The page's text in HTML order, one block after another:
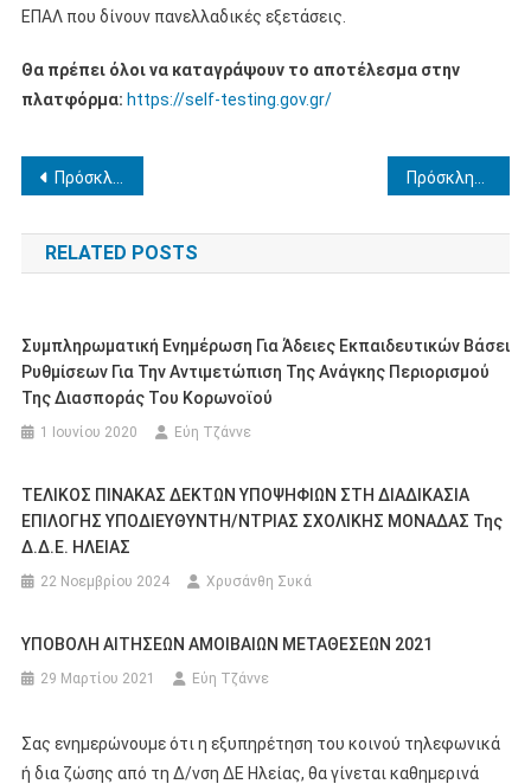
ΕΠΑΛ που δίνουν πανελλαδικές εξετάσεις.
Θα πρέπει όλοι να καταγράψουν το αποτέλεσμα στην
πλατφόρμα: https://self-testing.gov.gr/
Πλοήγηση
άρθρων
Πρόσκληση εκδήλωσης ενδιαφέροντος για την απόσπαση εκπαιδευτικών κλάδου ΠΕ78 στο Γραφείο Νομικής Υποστήριξης της ΠΔΕ Πελοποννήσου
RELATED POSTS
Συμπληρωματική Ενημέρωση Για Άδειες Εκπαιδευτικών Βάσει
Ρυθμίσεων Για Την Αντιμετώπιση Της Ανάγκης Περιορισμού
Της Διασποράς Του Κορωνοϊού
1 Ιουνίου 2020 Εύη Τζάννε
ΤΕΛΙΚΟΣ ΠΙΝΑΚΑΣ ΔΕΚΤΩΝ ΥΠΟΨΗΦΙΩΝ ΣΤΗ ΔΙΑΔΙΚΑΣΙΑ
ΕΠΙΛΟΓΗΣ ΥΠΟΔΙΕΥΘΥΝΤΗ/ΝΤΡΙΑΣ ΣΧΟΛΙΚΗΣ ΜΟΝΑΔΑΣ Της
Δ.Δ.Ε. ΗΛΕΙΑΣ
22 Νοεμβρίου 2024 Χρυσάνθη Συκά
ΥΠΟΒΟΛΗ ΑΙΤΗΣΕΩΝ ΑΜΟΙΒΑΙΩΝ ΜΕΤΑΘΕΣΕΩΝ 2021
29 Μαρτίου 2021 Εύη Τζάννε
Σας ενημερώνουμε ότι η εξυπηρέτηση του κοινού τηλεφωνικά
ή δια ζώσης από τη Δ/νση ΔΕ Ηλείας, θα γίνεται καθημερινά